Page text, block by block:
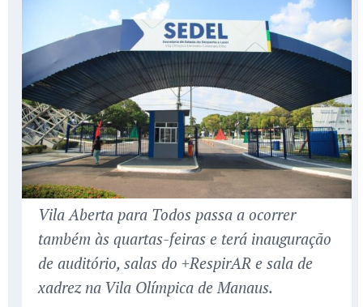
Vila Aberta para Todos passa a ocorrer
também às quartas-feiras e terá inauguração
de auditório, salas do +RespirAR e sala de
xadrez na Vila Olímpica de Manaus.